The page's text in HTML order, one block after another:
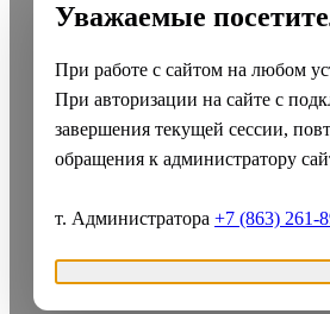
Уважаемые
При работе с сайтом на любом
При авторизации на сайте с
завершения текущей сессии,
обращения к администратору
т. Администратора +7 (863) 261-